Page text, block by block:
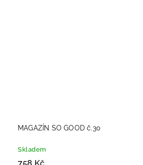
MAGAZÍN SO GOOD č.30
Skladem